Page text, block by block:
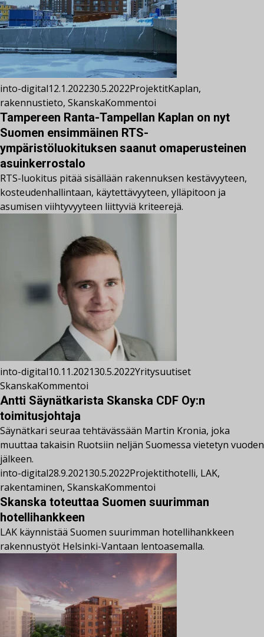
into-digital12.1.202230.5.2022ProjektitKaplan,
rakennustieto, SkanskaKommentoi
Tampereen Ranta-Tampellan Kaplan on nyt
Suomen ensimmäinen RTS-
ympäristöluokituksen saanut omaperusteinen
asuinkerrostalo
RTS-luokitus pitää sisällään rakennuksen kestävyyteen,
kosteudenhallintaan, käytettävyyteen, ylläpitoon ja
asumisen viihtyvyyteen liittyviä kriteerejä.
into-digital10.11.202130.5.2022Yritysuutiset
SkanskaKommentoi
Antti Säynätkarista Skanska CDF Oy:n
toimitusjohtaja
Säynätkari seuraa tehtävässään Martin Kronia, joka
muuttaa takaisin Ruotsiin neljän Suomessa vietetyn vuoden
jälkeen.
into-digital28.9.202130.5.2022Projektithotelli, LAK,
rakentaminen, SkanskaKommentoi
Skanska toteuttaa Suomen suurimman
hotellihankkeen
LAK käynnistää Suomen suurimman hotellihankkeen
rakennustyöt Helsinki-Vantaan lentoasemalla.